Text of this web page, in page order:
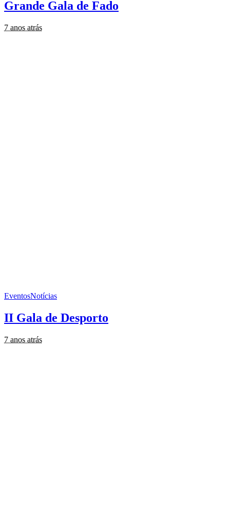
Grande Gala de Fado
7 anos atrás
EventosNotícias
II Gala de Desporto
7 anos atrás